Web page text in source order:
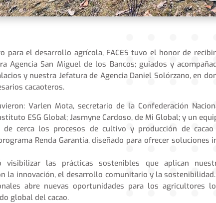
para el desarrollo agrícola, FACES tuvo el honor de
Agencia San Miguel de los Bancos; guiados y
y nuestra Jefatura de Agencia Daniel Solórzano, en
cacaoteros.
Varlen Mota, secretario de la Confederación
ESG Global; Jasmyne Cardoso, de Mi Global; y un
de cerca los procesos de cultivo y producción de
Renda Garantía, diseñado para ofrecer soluciones
visibilizar las prácticas sostenibles que aplican
la innovación, el desarrollo comunitario y la
abre nuevas oportunidades para los agricultores
global del cacao.